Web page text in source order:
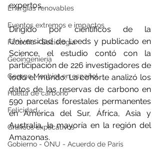
Energías renovables
Eventos extremos e impactos
Filosofía - Sociología
Geoingeniería
George Monbiot en español
Huella de carbono
Felicidad
Gráficos explicativos
Gobierno - ONU - Acuerdo de Paris
expertos.
Dirigido por científicos de la
Universidad de Leeds y publicado en
Science, el estudio contó con la
participación de 226 investigadores de
todo el mundo. La cohorte analizó los
datos de las reservas de carbono en
590 parcelas forestales permanentes
en América del Sur, África, Asia y
Australia, la mayoría en la región del
Amazonas.